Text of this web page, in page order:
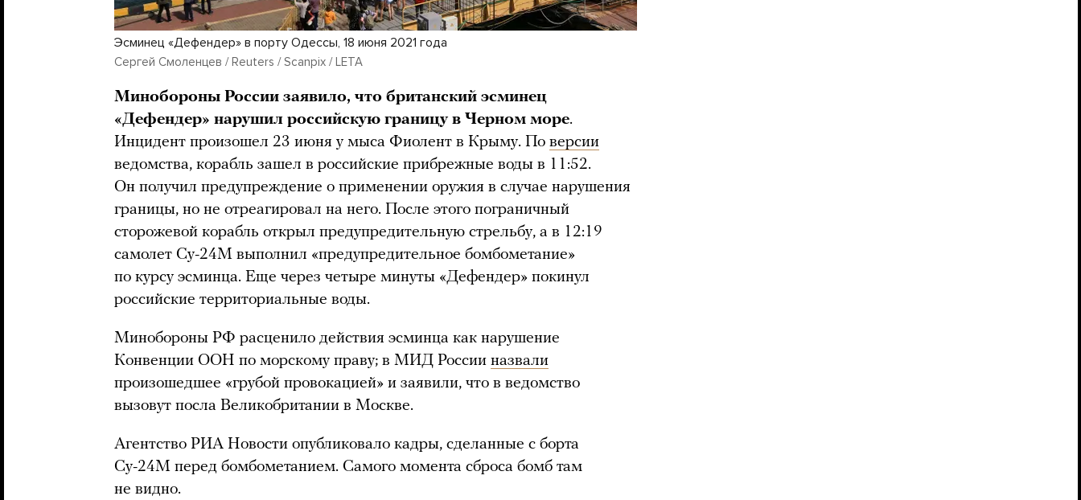
Эсминец «Дефендер» в порту Одессы, 18 июня 2021 года
Сергей Смоленцев / Reuters / Scanpix / LETA
Минобороны России заявило, что британский эсминец
«Дефендер» нарушил российскую границу в Черном море.
Инцидент произошел 23 июня у мыса Фиолент в Крыму. По версии
ведомства, корабль зашел в российские прибрежные воды в 11:52.
Он получил предупреждение о применении оружия в случае нарушения
границы, но не отреагировал на него. После этого пограничный
сторожевой корабль открыл предупредительную стрельбу, а в 12:19
самолет Су-24М выполнил «предупредительное бомбометание»
по курсу эсминца. Еще через четыре минуты «Дефендер» покинул
российские территориальные воды.
Минобороны РФ расценило действия эсминца как нарушение
Конвенции ООН по морскому праву; в МИД России назвали
произошедшее «грубой провокацией» и заявили, что в ведомство
вызовут посла Великобритании в Москве.
Агентство РИА Новости опубликовало кадры, сделанные с борта
Су-24М перед бомбометанием. Самого момента сброса бомб там
не видно.